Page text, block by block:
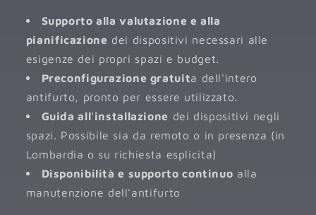
Supporto alla valutazione e alla
pianificazione dei dispositivi necessari alle
esigenze dei propri spazi e budget.
Preconfigurazione gratuita dell'intero
antifurto, pronto per essere utilizzato.
Guida all'installazione dei dispositivi negli
spazi. Possibile sia da remoto o in presenza (in
Lombardia o su richiesta esplicita)
Disponibilità e supporto continuo alla
manutenzione dell'antifurto